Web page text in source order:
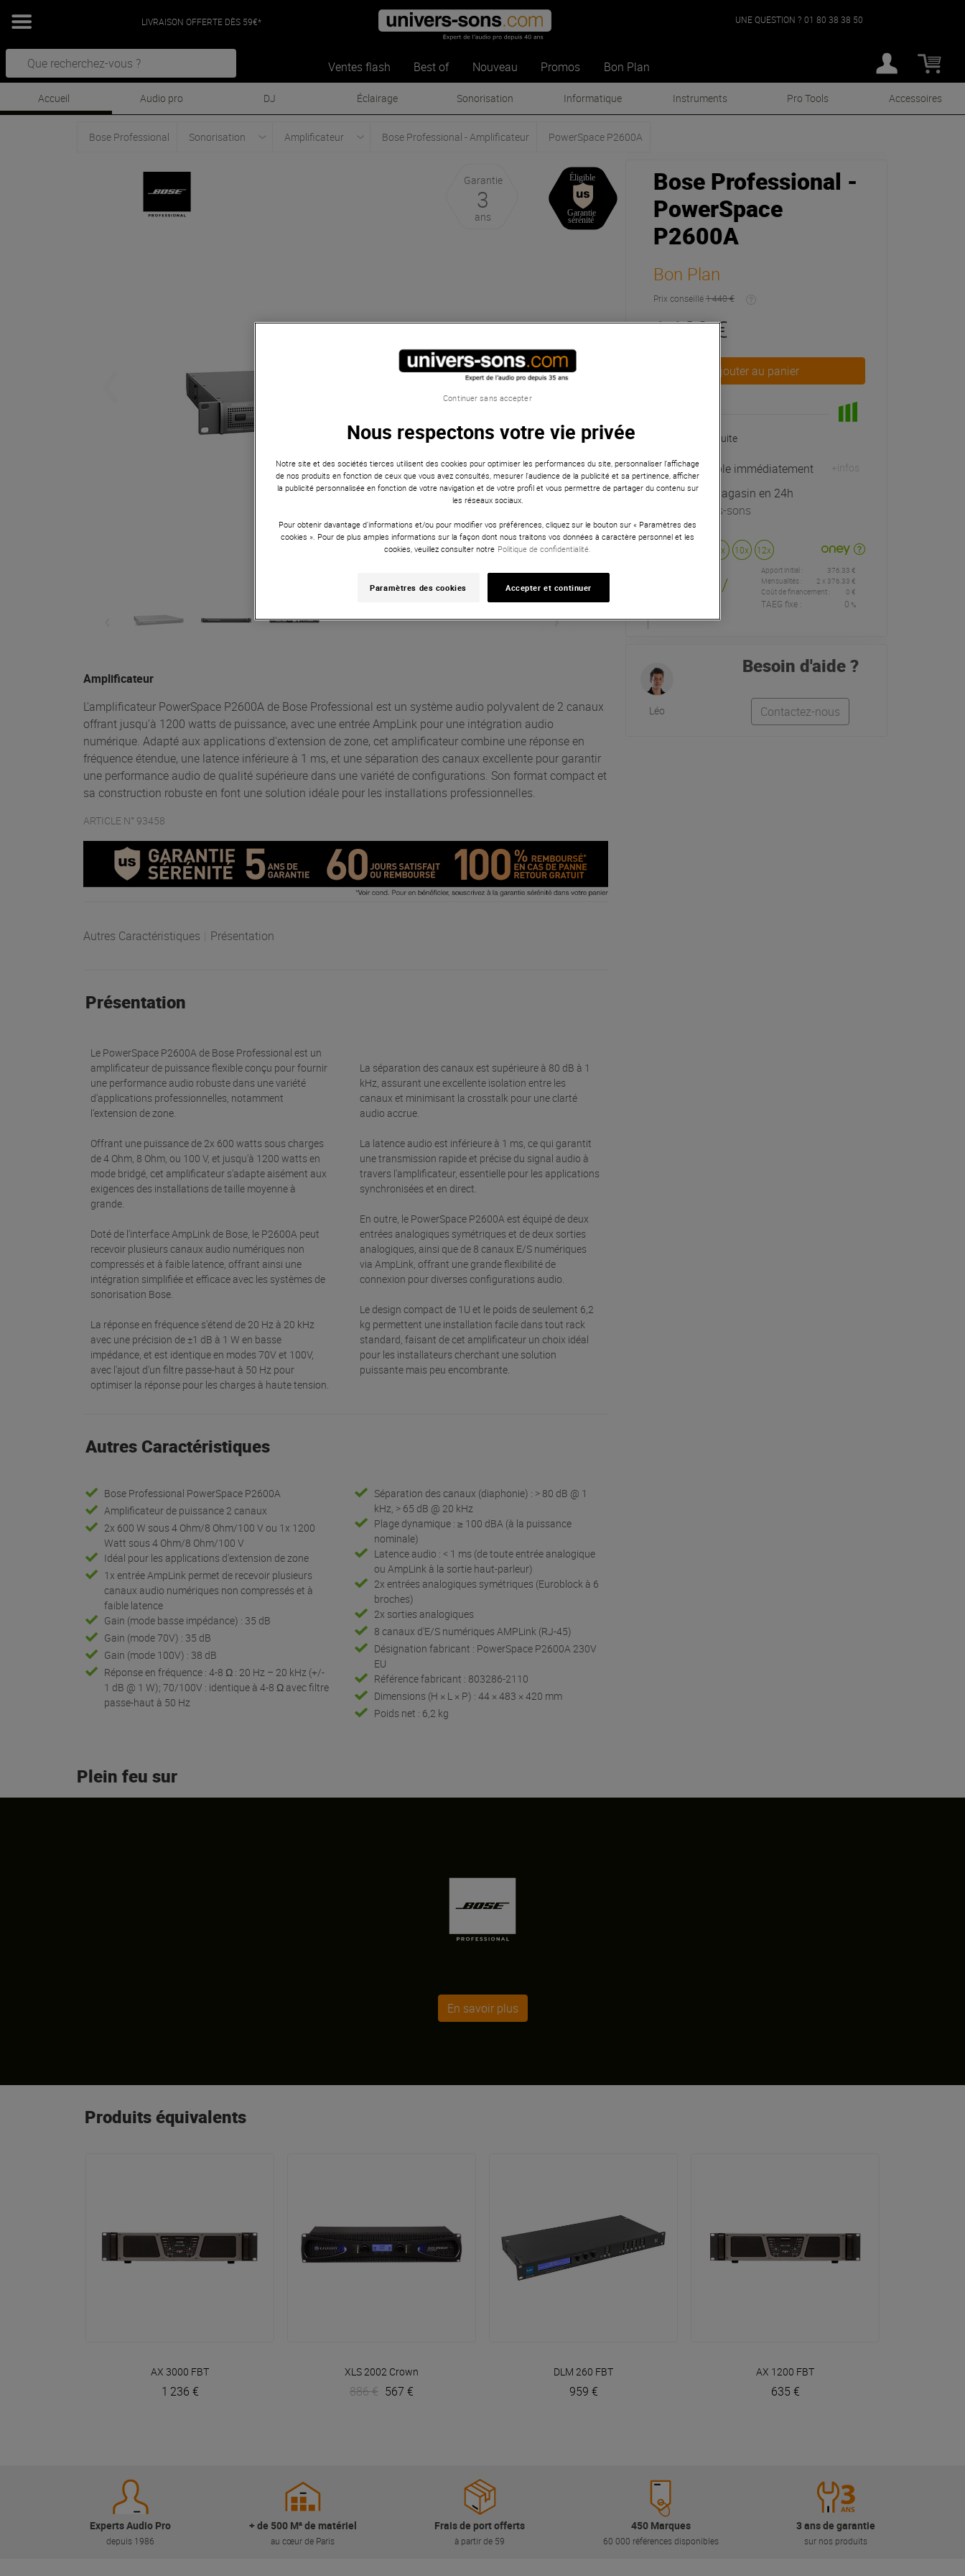
LIVRAISON OFFERTE DÈS 59€*
Ventes flash Best of Nouveau Promos Bon Plan
UNE QUESTION ? 01 80 38 38 50
Accueil Audio pro DJ Éclairage Sonorisation Informatique Instruments Pro Tools Accessoires
Bose Professional Sonorisation Amplificateur Bose Professional - Amplificateur PowerSpace P2600A
Garantie
3
ans
Amplificateur
L'amplificateur PowerSpace P2600A de Bose Professional est un système audio polyvalent de 2 canaux
offrant jusqu'à 1200 watts de puissance, avec une entrée AmpLink pour une intégration audio
numérique. Adapté aux applications d'extension de zone, cet amplificateur combine une réponse en
fréquence étendue, une latence inférieure à 1 ms, et une séparation des canaux excellente pour garantir
une performance audio de qualité supérieure dans une variété de configurations. Son format compact et
sa construction robuste en font une solution idéale pour les installations professionnelles.
ARTICLE N° 93458
Autres Caractéristiques Présentation
Présentation
Le PowerSpace P2600A de Bose Professional est un
amplificateur de puissance flexible conçu pour fournir
une performance audio robuste dans une variété
d'applications professionnelles, notamment
l'extension de zone.
Offrant une puissance de 2x 600 watts sous charges
de 4 Ohm, 8 Ohm, ou 100 V, et jusqu'à 1200 watts en
mode bridgé, cet amplificateur s'adapte aisément aux
exigences des installations de taille moyenne à
grande.
Doté de l'interface AmpLink de Bose, le P2600A peut
recevoir plusieurs canaux audio numériques non
compressés et à faible latence, offrant ainsi une
intégration simplifiée et efficace avec les systèmes de
sonorisation Bose.
La réponse en fréquence s'étend de 20 Hz à 20 kHz
avec une précision de ±1 dB à 1 W en basse
impédance, et est identique en modes 70V et 100V,
avec l'ajout d'un filtre passe-haut à 50 Hz pour
optimiser la réponse pour les charges à haute tension.
La séparation des canaux est supérieure à 80 dB à 1
kHz, assurant une excellente isolation entre les
canaux et minimisant la crosstalk pour une clarté
audio accrue.
La latence audio est inférieure à 1 ms, ce qui garantit
une transmission rapide et précise du signal audio à
travers l'amplificateur, essentielle pour les applications
synchronisées et en direct.
En outre, le PowerSpace P2600A est équipé de deux
entrées analogiques symétriques et de deux sorties
analogiques, ainsi que de 8 canaux E/S numériques
via AmpLink, offrant une grande flexibilité de
connexion pour diverses configurations audio.
Le design compact de 1U et le poids de seulement 6,2
kg permettent une installation facile dans tout rack
standard, faisant de cet amplificateur un choix idéal
pour les installateurs cherchant une solution
puissante mais peu encombrante.
Autres Caractéristiques
Bose Professional PowerSpace P2600A
Amplificateur de puissance 2 canaux
2x 600 W sous 4 Ohm/8 Ohm/100 V ou 1x 1200
Watt sous 4 Ohm/8 Ohm/100 V
Idéal pour les applications d'extension de zone
1x entrée AmpLink permet de recevoir plusieurs
canaux audio numériques non compressés et à
faible latence
Gain (mode basse impédance) : 35 dB
Gain (mode 70V) : 35 dB
Gain (mode 100V) : 38 dB
Réponse en fréquence : 4-8 Ω : 20 Hz – 20 kHz (+/-
1 dB @ 1 W); 70/100V : identique à 4-8 Ω avec filtre
passe-haut à 50 Hz
Séparation des canaux (diaphonie) : > 80 dB @ 1
kHz, > 65 dB @ 20 kHz
Plage dynamique : ≥ 100 dBA (à la puissance
nominale)
Latence audio : < 1 ms (de toute entrée analogique
ou AmpLink à la sortie haut-parleur)
2x entrées analogiques symétriques (Euroblock à 6
broches)
2x sorties analogiques
8 canaux d'E/S numériques AMPLink (RJ-45)
Désignation fabricant : PowerSpace P2600A 230V
EU
Référence fabricant : 803286-2110
Dimensions (H × L × P) : 44 × 483 × 420 mm
Poids net : 6,2 kg
Bose Professional -
PowerSpace
P2600A
Bon Plan
Prix conseillé 1 440 €
1 129 €
Ajouter au panier
Livraison Gratuite
Expédiable immédiatement +infos
Retrait magasin en 24h
à Univers-sons
4x 10x 12x
/
Apport initial :
376.33 €
Mensualités :
2 x 376.33 €
Coût de financement :
0 €
TAEG fixe : 0 %
Léo
Besoin d'aide ?
Contactez-nous
Plein feu sur
En savoir plus
Produits équivalents
VOIR EN DÉTAIL
AX 3000 FBT
1 236 €
VOIR EN DÉTAIL
XLS 2002 Crown
886 € 567 €
VOIR EN DÉTAIL
DLM 260 FBT
959 €
VOIR EN DÉTAIL
AX 1200 FBT
635 €
Experts Audio Pro
depuis 1986
+ de 500 M² de matériel
au cœur de Paris
Frais de port offerts
à partir de 59
450 Marques
60 000 références disponibles
3 ans de garantie
sur nos produits
Nous respectons votre vie privée
Notre site et des sociétés tierces utilisent des cookies pour optimiser les performances du site, personnaliser l’affichage
de nos produits en fonction de ceux que vous avez consultés, mesurer l'audience de la publicité et sa pertinence, afficher
la publicité personnalisée en fonction de votre navigation et de votre profil et vous permettre de partager du contenu sur
les réseaux sociaux.
Pour obtenir davantage d'informations et/ou pour modifier vos préférences, cliquez sur le bouton sur « Paramètres des
cookies ». Pour de plus amples informations sur la façon dont nous traitons vos données à caractère personnel et les
cookies, veuillez consulter notre Politique de confidentialité.
Paramètres des cookies Accepter et continuer
Continuer sans accepter